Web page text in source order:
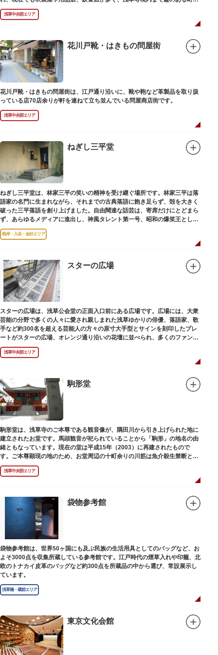
みが続いています。
浅草中央部エリア
花川戸靴・はきもの問屋街
花川戸靴・はきもの問屋街は、江戸通り沿いに、靴や鞄など革製品を取り扱
っている店70店余りが軒を連ねて立ち並んでいる問屋商店街です。
浅草中央部エリア
ねぎし三平堂
ねぎし三平堂は、林家三平の笑いの精神を受け継ぐ場所です。林家三平は落
語家の名門に生まれながら、それまでの古典落語に飽き足らず、殻を大きく
破った三平落語を創り上げました。自由闊達な話芸は、寄席だけにとどまら
ず、あらゆるメディアに進出し、神風タレント第一号、昭和の爆笑王とし
て、いつまでも日本人の心に残っています。
根岸・入谷・金杉エリア
スターの広場
スターの広場は、浅草公会堂の正面入口前にある広場です。広場には、大衆
芸能の分野で多くの人々に愛され親しまれた浅草ゆかりの俳優、落語家、歌
手など約300名を超える芸能人の方々の原寸大手型とサインを刻印したプレ
ートがスターの広場、オレンジ通り沿いの花壇に並べられ、多くのファンに
親しまれています。
浅草中央部エリア
駒形堂
駒形堂は、浅草寺のご本尊である観音像が、隅田川から引き上げられた地に
建立されたお堂です。馬頭観音が祀られていることから「駒形」の地名の由
緒ともなっています。現在の堂は平成15年（2003）に再建されたもので
す。ご本尊顕現の地のため、お堂周辺の十町余りの川筋は魚介殺生禁断とな
り、戒殺碑が建立されました。
浅草中央部エリア
袋物参考館
袋物参考館は、世界50ヶ国にも及ぶ民族の生活用具としてのバッグなど、お
よそ3000点を収集所蔵している参考館です。江戸時代の煙草入れや印籠、北
欧のトナカイ皮革のバッグなど約300点を所蔵品の中から選び、常設展示し
ています。
浅草橋・蔵前エリア
東京文化会館